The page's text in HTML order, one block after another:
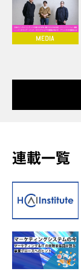
連載一覧